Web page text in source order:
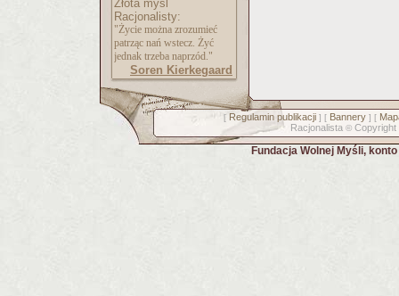
Złota myśl
Racjonalisty:
"Życie można zrozumieć
patrząc nań wstecz. Żyć
jednak trzeba naprzód."
Soren Kierkegaard
[ Regulamin publikacji] [ Bannery] [
Racjonalista © Copyright
Fundacja Wolnej Myśli,